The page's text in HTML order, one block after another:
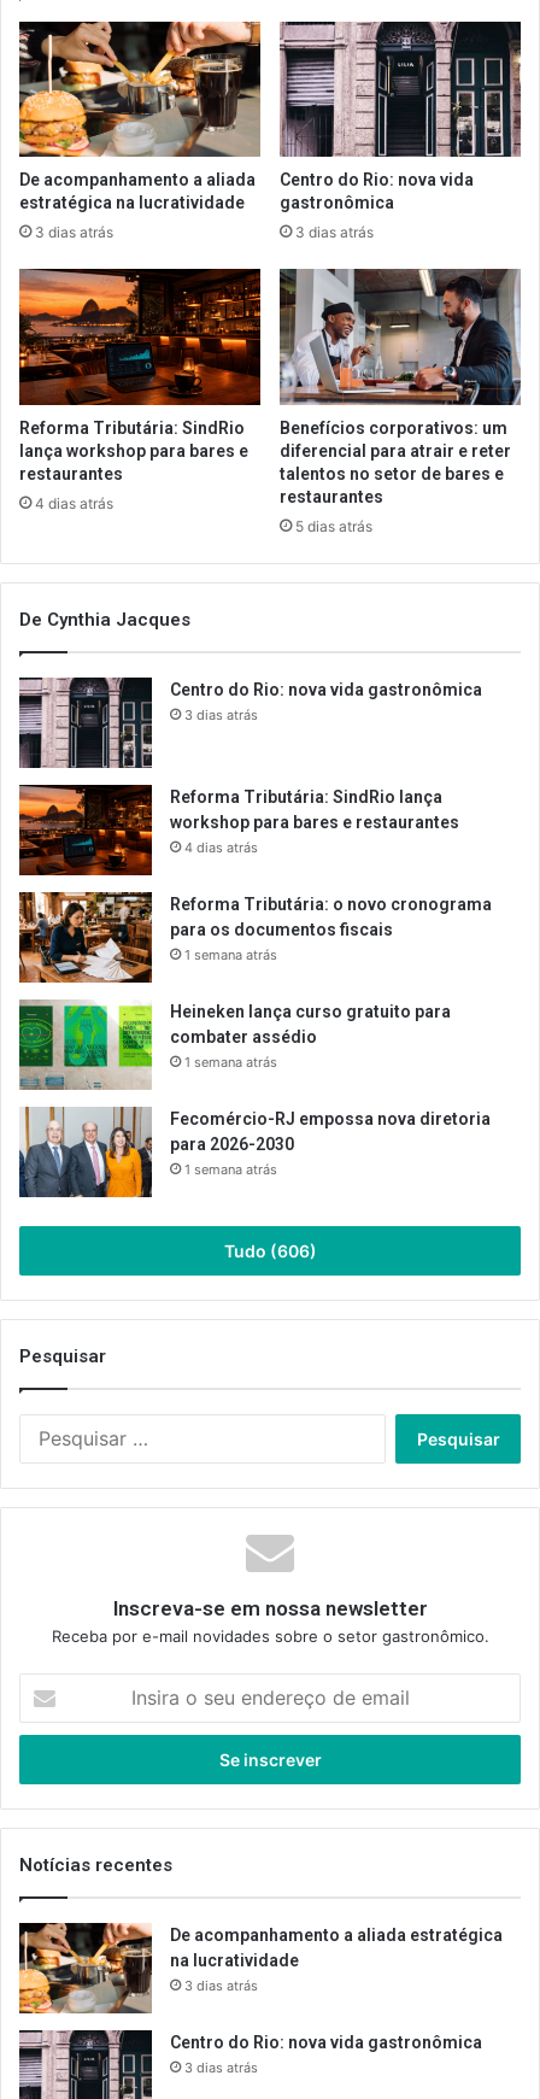
De acompanhamento a aliada
estratégica na lucratividade
3 dias atrás
Centro do Rio: nova vida
gastronômica
3 dias atrás
Reforma Tributária: SindRio
lança workshop para bares e
restaurantes
4 dias atrás
Benefícios corporativos: um
diferencial para atrair e reter
talentos no setor de bares e
restaurantes
5 dias atrás
De Cynthia Jacques
Centro do Rio: nova vida gastronômica
3 dias atrás
Reforma Tributária: SindRio lança
workshop para bares e restaurantes
4 dias atrás
Reforma Tributária: o novo cronograma
para os documentos fiscais
1 semana atrás
Heineken lança curso gratuito para
combater assédio
1 semana atrás
Fecomércio-RJ empossa nova diretoria
para 2026-2030
1 semana atrás
Tudo (606)
Pesquisar
Inscreva-se em nossa newsletter
Receba por e-mail novidades sobre o setor gastronômico.
seu
de
email
Notícias recentes
De acompanhamento a aliada estratégica
na lucratividade
3 dias atrás
Centro do Rio: nova vida gastronômica
3 dias atrás